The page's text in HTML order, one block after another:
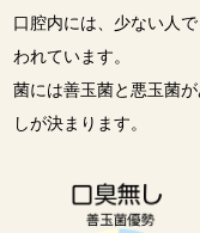
口腔内には、少ない人
われています。
菌には善玉菌と悪玉菌
しが決まります。